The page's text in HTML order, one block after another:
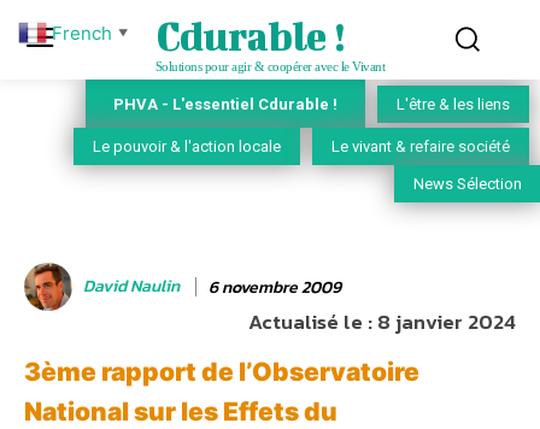
Cdurable !
Solutions pour agir & coopérer avec le Vivant
PHVA - L'essentiel Cdurable ! L'être & les liens
Le pouvoir & l'action locale Le vivant & refaire société
News Sélection
David Naulin 6 novembre 2009
Actualisé le :8 janvier 2024
3ème rapport de l’Observatoire
National sur les Effets du
French ▼